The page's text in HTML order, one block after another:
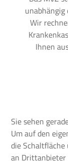
Wir
Ihnen
Sie sehen
Um auf den
die
an Drittanbieter